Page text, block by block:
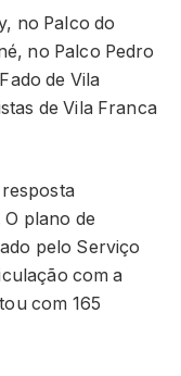
no Palco do
no Palco Pedro
de Vila
de Vila Franca
plano de
pelo Serviço
com a
com 165